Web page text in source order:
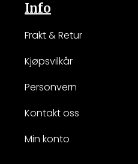
Info
Frakt & Retur
Kjøpsvilkår
Personvern
Kontakt oss
Min konto